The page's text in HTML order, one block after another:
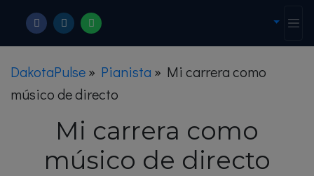
DakotaPulse» Pianista » Mi carrera como
músico de directo
Mi carrera como
músico de directo